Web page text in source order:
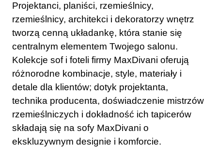
Projektanci, planiści, rzemieślnicy,
rzemieślnicy, architekci i dekoratorzy wnętrz
tworzą cenną układankę, która stanie się
centralnym elementem Twojego salonu.
Kolekcje sof i foteli firmy MaxDivani oferują
różnorodne kombinacje, style, materiały i
detale dla klientów; dotyk projektanta,
technika producenta, doświadczenie mistrzów
rzemieślniczych i dokładność ich tapicerów
składają się na sofy MaxDivani o
ekskluzywnym designie i komforcie.